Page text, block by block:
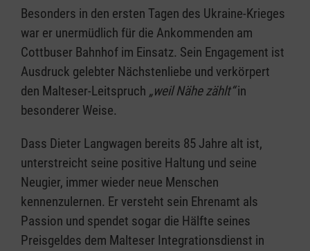
Besonders in den ersten Tagen des Ukraine-Krieges
war er unermüdlich für die Ankommenden am
Cottbuser Bahnhof im Einsatz. Sein Engagement ist
Ausdruck gelebter Nächstenliebe und verkörpert
den Malteser-Leitspruch „weil Nähe zählt“in
besonderer Weise.
Dass Dieter Langwagen bereits 85 Jahre alt ist,
unterstreicht seine positive Haltung und seine
Neugier, immer wieder neue Menschen
kennenzulernen. Er versteht sein Ehrenamt als
Passion und spendet sogar die Hälfte seines
Preisgeldes dem Malteser Integrationsdienst in